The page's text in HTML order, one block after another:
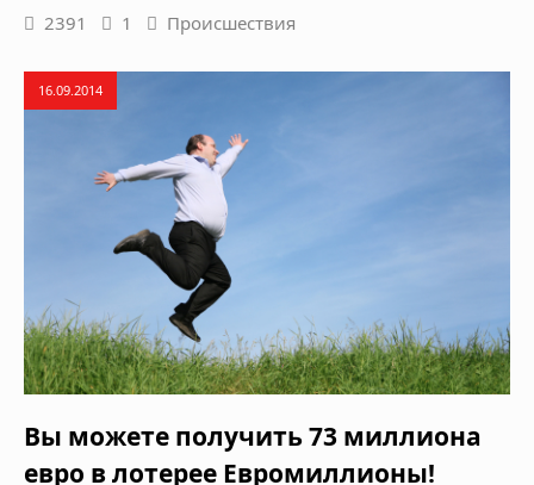
2391 1 Происшествия
16.09.2014
Вы можете получить 73 миллиона
евро в лотерее Евромиллионы!